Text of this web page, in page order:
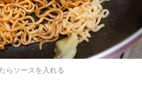
らソースを入れる